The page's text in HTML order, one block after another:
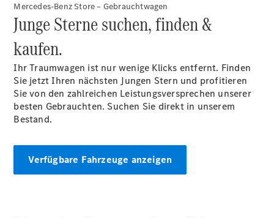
Gewerbekunden
Finanzierung
Privatkunden
Kurzfristig
verfügbare
Angebote
V-Klasse
Limousinen
Mercedes-Benz Store – Gebrauchtwagen
Junge Sterne suchen, finden &
kaufen.
Ihr Traumwagen ist nur wenige Klicks entfernt. Finden
Sie jetzt Ihren nächsten Jungen Stern und profitieren
Sie von den zahlreichen Leistungsversprechen unserer
besten Gebrauchten. Suchen Sie direkt in unserem
Bestand.
Verfügbare Fahrzeuge anzeigen